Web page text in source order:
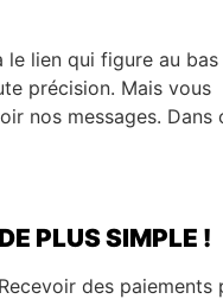
le lien qui figure au bas
précision. Mais vous
nos messages. Dans
PLUS SIMPLE !
Recevoir des